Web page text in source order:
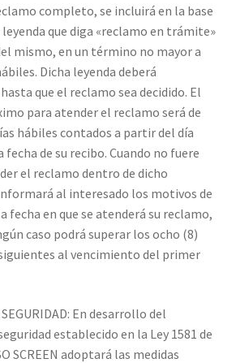
completo, se incluirá en la base
que diga «reclamo en trámite»
mismo, en un término no mayor a
Dicha leyenda deberá
que el reclamo sea decidido. El
para atender el reclamo será de
hábiles contados a partir del día
fecha de su recibo. Cuando no fuere
el reclamo dentro de dicho
al interesado los motivos de
fecha en que se atenderá su reclamo,
caso podrá superar los ocho (8)
al vencimiento del primer
SEGURIDAD: En desarrollo del
establecido en la Ley 1581 de
SCREEN adoptará las medidas